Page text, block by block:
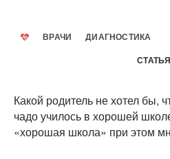
ВРАЧИ ДИАГНОСТИКА
Какой родитель не хотел бы,
чадо училось в хорошей
«хорошая школа» при этом